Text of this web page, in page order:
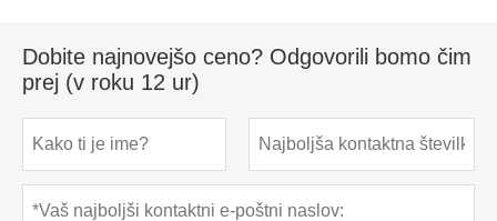
Dobite najnovejšo ceno? Odgovorili bomo čim
prej (v roku 12 ur)